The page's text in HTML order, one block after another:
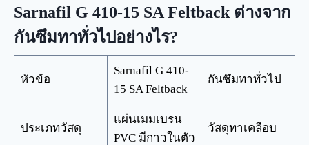
Sarnafil G 410-15 SA Feltback ต่างจาก
กันซึมทาทั่วไปอย่างไร?
หัวข้อ
Sarnafil G 410-
15 SA Feltback
กันซึมทาทั่วไป
ประเภทวัสดุ
แผ่นเมมเบรน
PVC มีกาวในตัว
วัสดุทาเคลือบ